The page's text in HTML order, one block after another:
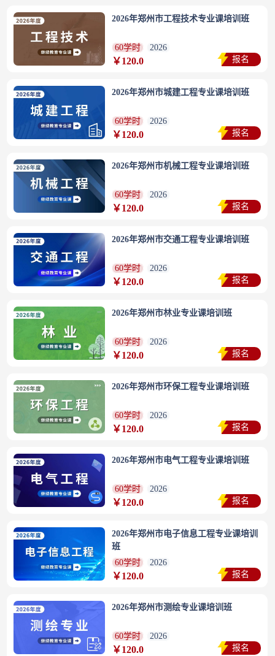
2026年郑州市工程技术专业课培训班
60学时 2026
￥120.0 报名
2026年郑州市城建工程专业课培训班
60学时 2026
￥120.0 报名
2026年郑州市机械工程专业课培训班
60学时 2026
￥120.0 报名
2026年郑州市交通工程专业课培训班
60学时 2026
￥120.0 报名
2026年郑州市林业专业课培训班
60学时 2026
￥120.0 报名
2026年郑州市环保工程专业课培训班
60学时 2026
￥120.0 报名
2026年郑州市电气工程专业课培训班
60学时 2026
￥120.0 报名
2026年郑州市电子信息工程专业课培训
班
60学时
2026
￥120.0 报名
2026年郑州市测绘专业课培训班
60学时 2026
￥120.0 报名